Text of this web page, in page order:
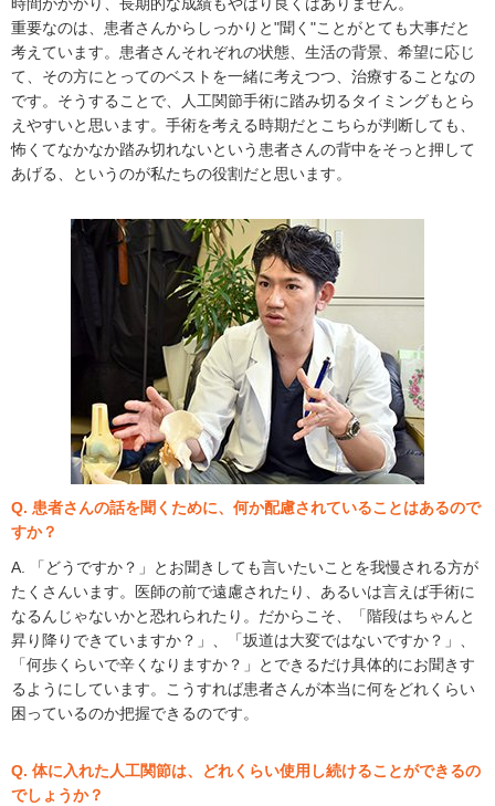
時間がかかり、長期的な成績もやはり良くはありません。
重要なのは、患者さんからしっかりと"聞く"ことがとても大事だと
考えています。患者さんそれぞれの状態、生活の背景、希望に応じ
て、その方にとってのベストを一緒に考えつつ、治療することなの
です。そうすることで、人工関節手術に踏み切るタイミングもとら
えやすいと思います。手術を考える時期だとこちらが判断しても、
怖くてなかなか踏み切れないという患者さんの背中をそっと押して
あげる、というのが私たちの役割だと思います。
Q. 患者さんの話を聞くために、何か配慮されていることはあるので
すか？
A. 「どうですか？」とお聞きしても言いたいことを我慢される方が
たくさんいます。医師の前で遠慮されたり、あるいは言えば手術に
なるんじゃないかと恐れられたり。だからこそ、「階段はちゃんと
昇り降りできていますか？」、「坂道は大変ではないですか？」、
「何歩くらいで辛くなりますか？」とできるだけ具体的にお聞きす
るようにしています。こうすれば患者さんが本当に何をどれくらい
困っているのか把握できるのです。
Q. 体に入れた人工関節は、どれくらい使用し続けることができるの
でしょうか？